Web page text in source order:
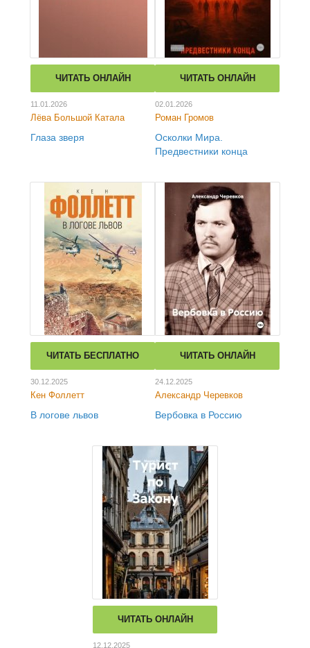
ЧИТАТЬ ОНЛАЙН
11.01.2026
Лёва Большой Катала
Глаза зверя
ЧИТАТЬ ОНЛАЙН
02.01.2026
Роман Громов
Осколки Мира.
Предвестники конца
ЧИТАТЬ БЕСПЛАТНО
30.12.2025
Кен Фоллетт
В логове львов
ЧИТАТЬ ОНЛАЙН
24.12.2025
Александр Черевков
Вербовка в Россию
ЧИТАТЬ ОНЛАЙН
12.12.2025